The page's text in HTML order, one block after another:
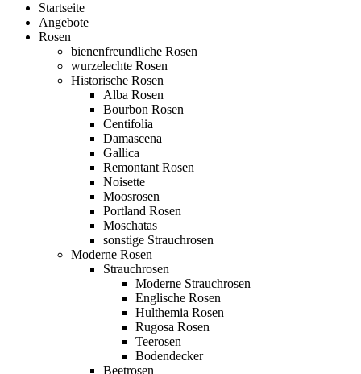
Startseite
Angebote
Rosen
bienenfreundliche Rosen
wurzelechte Rosen
Historische Rosen
Alba Rosen
Bourbon Rosen
Centifolia
Damascena
Gallica
Remontant Rosen
Noisette
Moosrosen
Portland Rosen
Moschatas
sonstige Strauchrosen
Moderne Rosen
Strauchrosen
Moderne Strauchrosen
Englische Rosen
Hulthemia Rosen
Rugosa Rosen
Teerosen
Bodendecker
Beetrosen